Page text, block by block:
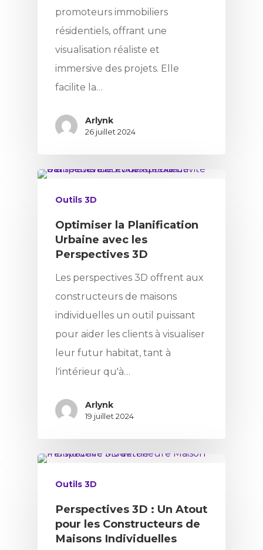
promoteurs immobiliers
résidentiels, offrant une
visualisation réaliste et
immersive des projets. Elle
facilite la…
Arlynk
26 juillet 2024
Outils 3D
Optimiser la Planification
Urbaine avec les
Perspectives 3D
Les perspectives 3D offrent aux
constructeurs de maisons
individuelles un outil puissant
pour aider les clients à visualiser
leur futur habitat, tant à
l'intérieur qu'à…
Arlynk
19 juillet 2024
Outils 3D
Perspectives 3D : Un Atout
pour les Constructeurs de
Maisons Individuelles